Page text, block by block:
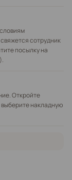
сотрудник
посылку на
Откройте
накладную